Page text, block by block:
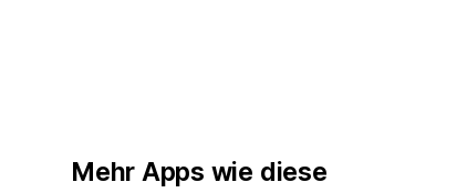
Mehr Apps wie diese